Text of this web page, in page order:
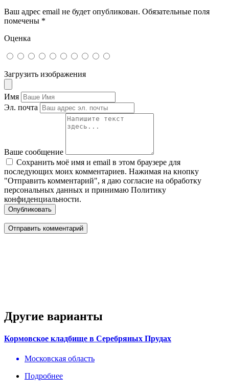
Ваш адрес email не будет опубликован. Обязательные поля
помечены *
Оценка
Загрузить изображения
Имя
Эл. почта
Ваше сообщение
Сохранить моё имя и email в этом браузере для
последующих моих комментариев. Нажимая на кнопку
"Отправить комментарий", я даю согласие на обработку
персональных данных и принимаю Политику
конфиденциальности.
Опубликовать
Другие варианты
Кормовское кладбище в Серебряных Прудах
Московская область
Подробнее